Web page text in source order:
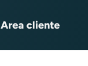
Area cliente